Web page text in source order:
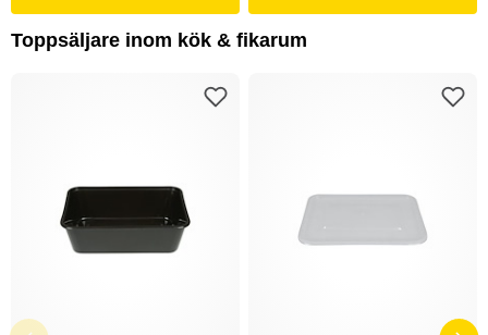
Toppsäljare inom kök & fikarum